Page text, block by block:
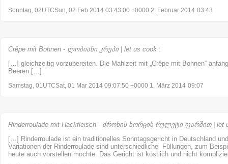
Sonntag, 02UTCSun, 02 Feb 2014 03:43:00 +0000 2. Februar 2014 03:43
Crêpe mit Bohnen - ლობიანი კრეპი | let us cook :
[…] gleichzeitig vorzubereiten. Die Mahlzeit mit „Crêpe mit Bohnen“
Beeren […]
Samstag, 01UTCSat, 01 Mar 2014 09:07:50 +0000 1. März 2014 09:07
Rinderroulade mit Hackfleisch - ძროხის ხორცის რულეტი ფარშით | let
[…] Rinderroulade ist ein traditionelles Sonntagsgericht in Deutschland
Variationen der Rinderroulade sind unterschiedliche Füllungen, zum
heute auch vorstellen möchte. Das Gericht ist köstlich und nicht